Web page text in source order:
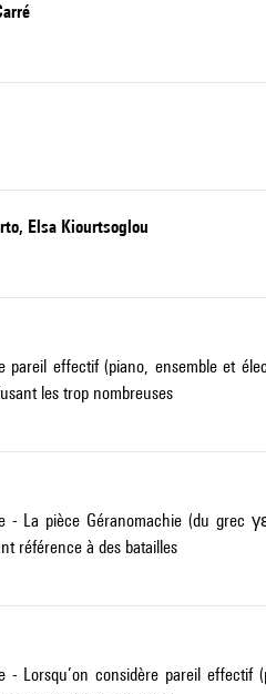
Elsa Kiourtsoglou
effectif (piano, ensemble et
les trop nombreuses
- La pièce Géranomachie (du
référence à des batailles
considère pareil effectif